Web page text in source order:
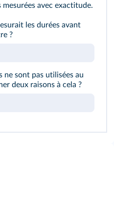
avec exactitude.
les durées avant
?
ne sont pas utilisées au
deux raisons à cela ?